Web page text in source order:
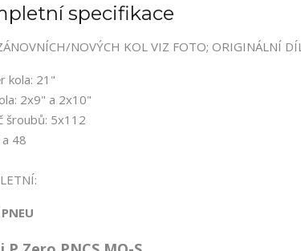
specifikace
NOVÝCH KOL VIZ FOTO; ORIGINÁLNÍ DÍL
kola: 21"
2x9" a 2x10"
šroubů: 5x112
48